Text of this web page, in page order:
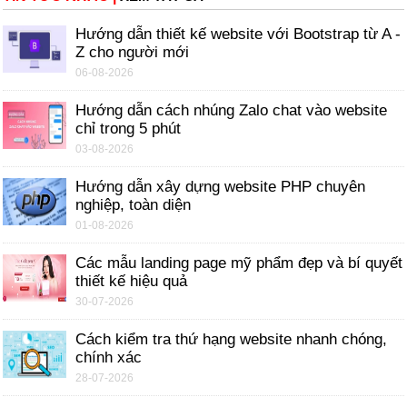
Hướng dẫn thiết kế website với Bootstrap từ A -
Z cho người mới
06-08-2026
Hướng dẫn cách nhúng Zalo chat vào website
chỉ trong 5 phút
03-08-2026
Hướng dẫn xây dựng website PHP chuyên
nghiệp, toàn diện
01-08-2026
Các mẫu landing page mỹ phẩm đẹp và bí quyết
thiết kế hiệu quả
30-07-2026
Cách kiểm tra thứ hạng website nhanh chóng,
chính xác
28-07-2026